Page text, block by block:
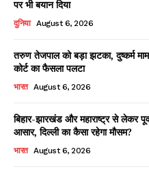
पर भी बयान दिया
दुनिया August 6, 2026
तरुण तेजपाल को बड़ा झटका, दुष्कर्म
कोर्ट का फैसला पलटा
भारत August 6, 2026
बिहार-झारखंड और महाराष्ट्र से लेकर
आसार, दिल्ली का कैसा रहेगा मौसम?
भारत August 6, 2026